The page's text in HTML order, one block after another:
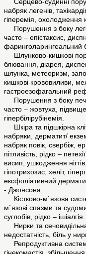
Серцево-судинні
набряк легенів,
гіперемія, охолодження
Порушення з боку
часто – епістаксис,
фаринголарингеальний
Шлунково-кишкові
блювання, діарея,
шлунка, метеоризм,
кишкові крововиливи,
гастроезофагальний
Порушення з боку
часто – жовтуха,
гіпербілірубінемія.
Шкіра та підшкірна
набряки, дерматит/
набряк повік, свербіж,
пітливість, рідко –
висип, ушкодження
гіпотрихозис, хеліт,
ексфоліативний
- Джонсона.
Кістково-м`язова
м`язові спазми та
суглобів, рідко – ішіалгія.
Нирки та
недостатність, біль у
Репродуктивна